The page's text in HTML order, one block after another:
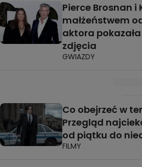
Pierce Brosnan i
małżeństwem
aktora
zdjęcia
GWIAZDY
Co obejrzeć w
Przegląd
od piątku do
FILMY